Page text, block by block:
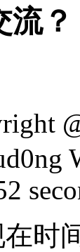
流？
时